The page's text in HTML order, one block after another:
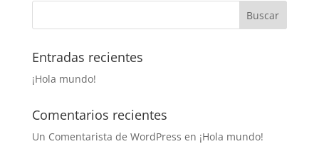
Entradas recientes
¡Hola mundo!
Comentarios recientes
Un Comentarista de WordPress en ¡Hola mundo!